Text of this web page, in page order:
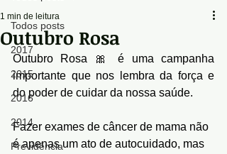
Todos posts
2017
2015
2016
2014
Previdência
Outubro Rosa
1 min de leitura
Outubro Rosa 🎀 é uma campanha
importante que nos lembra da força e
do poder de cuidar da nossa saúde.
Fazer exames de câncer de mama não
é apenas um ato de autocuidado, mas